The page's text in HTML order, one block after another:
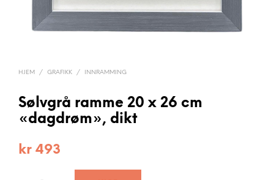
HJEM / GRAFIKK / INNRAMMING
Sølvgrå ramme 20 x 26 cm
«dagdrøm», dikt
kr 493